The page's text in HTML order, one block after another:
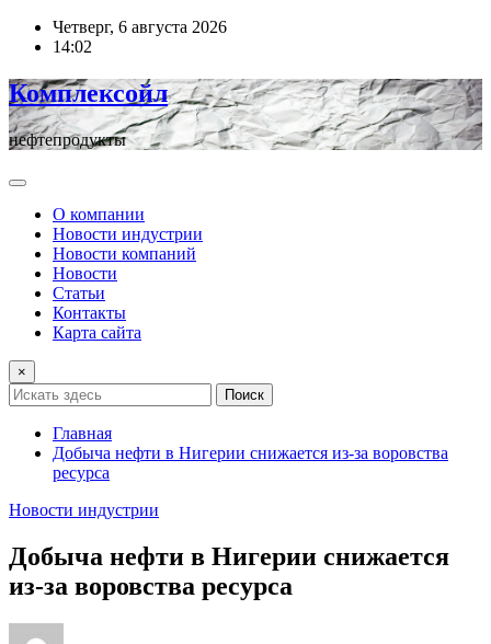
ПерейтиЧетверг, 6 августа 2026
14:02
Комплексойл
нефтепродукты
О компании
Новости индустрии
Новости компаний
Новости
Статьи
Контакты
Карта сайта
×
Поиск
Главная
Добыча нефти в Нигерии снижается из-за воровства
ресурса
Новости индустрии
Добыча нефти в Нигерии снижается
из-за воровства ресурса